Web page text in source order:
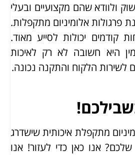
ולוודא שהם מקצועיים ובעלי
פרגולות אלומיניום מתקפלות.
קודמים יכולות לסייע מאוד.
היא חשובה לא רק לאיכות
לשירות הלקוח והתקנה נכונה.
מתקפלת איכותית שישדרג
אנו כאן כדי לעזור! אנו